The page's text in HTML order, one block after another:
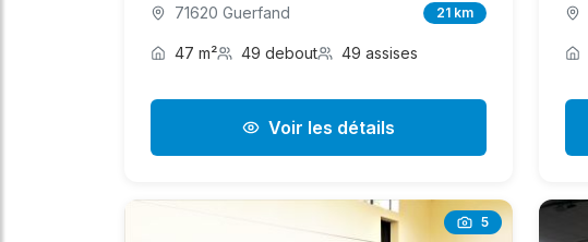
71620 Guerfand 21 km
47 m² 49 debout 49 assises
Voir les détails
5